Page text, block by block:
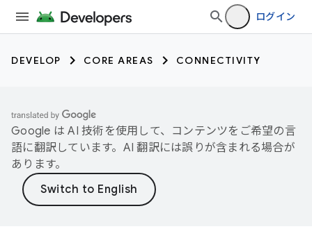
ログイン
DEVELOP CORE AREAS CONNECTIVITY
Google は AI 技術を使用して、コンテンツをご希望の言
語に翻訳しています。AI 翻訳には誤りが含まれる場合が
あります。